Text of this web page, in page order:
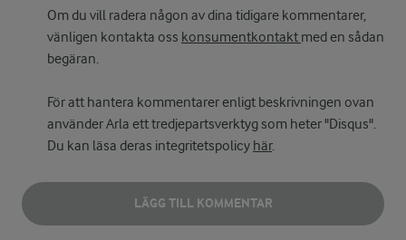
Om du vill radera någon av dina tidigare kommentarer,
vänligen kontakta oss konsumentkontakt med en sådan
begäran.
För att hantera kommentarer enligt beskrivningen ovan
använder Arla ett tredjepartsverktyg som heter "Disqus".
Du kan läsa deras integritetspolicy här.
LÄGG TILL KOMMENTAR